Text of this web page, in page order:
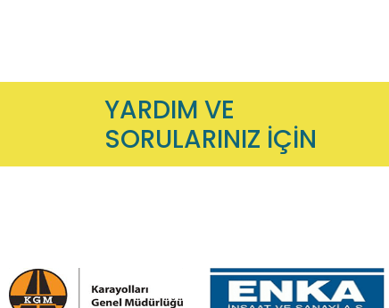
YARDIM VE
SORULARINIZ İÇİN